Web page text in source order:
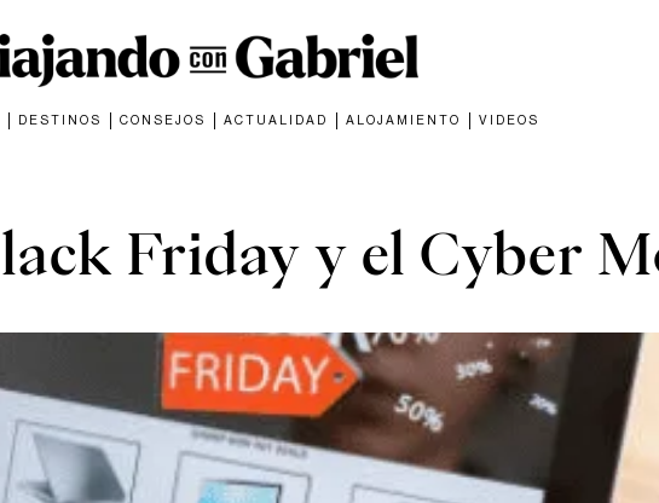
DESTINOS CONSEJOS ACTUALIDAD ALOJAMIENTO VIDEOS
Friday y el Cyber